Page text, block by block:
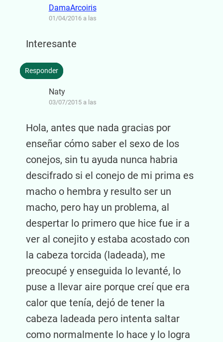
DamaArcoiris
01/04/2016 a las
Interesante
Responder
Naty
03/07/2015 a las
Hola, antes que nada gracias por
enseñar cómo saber el sexo de los
conejos, sin tu ayuda nunca habria
descifrado si el conejo de mi prima es
macho o hembra y resulto ser un
macho, pero hay un problema, al
despertar lo primero que hice fue ir a
ver al conejito y estaba acostado con
la cabeza torcida (ladeada), me
preocupé y enseguida lo levanté, lo
puse a llevar aire porque creí que era
calor que tenía, dejó de tener la
cabeza ladeada pero intenta saltar
como normalmente lo hace y lo logra